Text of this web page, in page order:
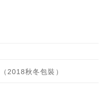
2018秋冬包裝）